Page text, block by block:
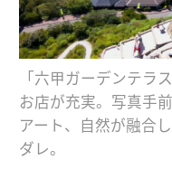
「六甲ガーデンテラ
お店が充実。写真手
アート、自然が融合
ダレ。